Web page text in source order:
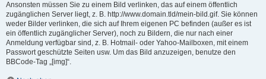
Ansonsten müssen Sie zu einem Bild verlinken, das auf einem öffentlich
zugänglichen Server liegt, z. B. http://www.domain.tld/mein-bild.gif. Sie können
weder Bilder verlinken, die sich auf Ihrem eigenen PC befinden (außer es ist
ein öffentlich zugänglicher Server), noch zu Bildern, die nur nach einer
Anmeldung verfügbar sind, z. B. Hotmail- oder Yahoo-Mailboxen, mit einem
Passwort geschützte Seiten usw. Um das Bild anzuzeigen, benutze den
BBCode-Tag „[img]“.